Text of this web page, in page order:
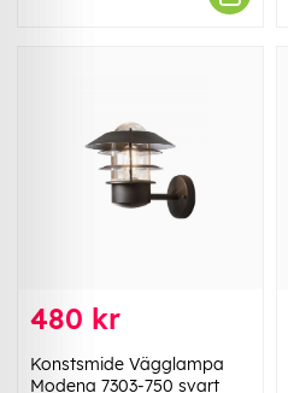
480 kr
Konstsmide Vägglampa
Modena 7303-750 svart